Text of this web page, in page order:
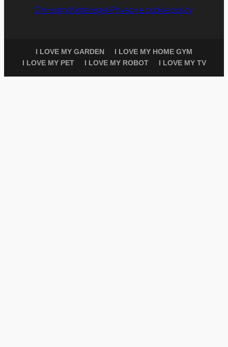
Chi siamoNote legaliPrivacy e cookie policy
I LOVE MY GARDEN
I LOVE MY HOME GYM
I LOVE MY PET
I LOVE MY ROBOT I LOVE MY TV